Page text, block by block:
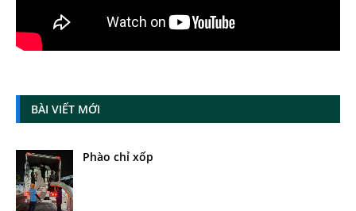
BÀI VIẾT MỚI
Phào chỉ xốp